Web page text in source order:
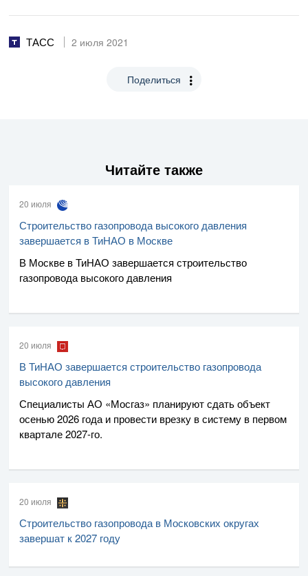
ТАСС 2 июля 2021
Поделиться
Читайте также
20 июля
Строительство газопровода высокого давления
завершается в ТиНАО в Москве
В Москве в ТиНАО завершается строительство
газопровода высокого давления
20 июля
В ТиНАО завершается строительство газопровода
высокого давления
Специалисты АО «Мосгаз» планируют сдать объект
осенью 2026 года и провести врезку в систему в первом
квартале2027-го.
20 июля
Строительство газопровода в Московских округах
завершат к 2027 году